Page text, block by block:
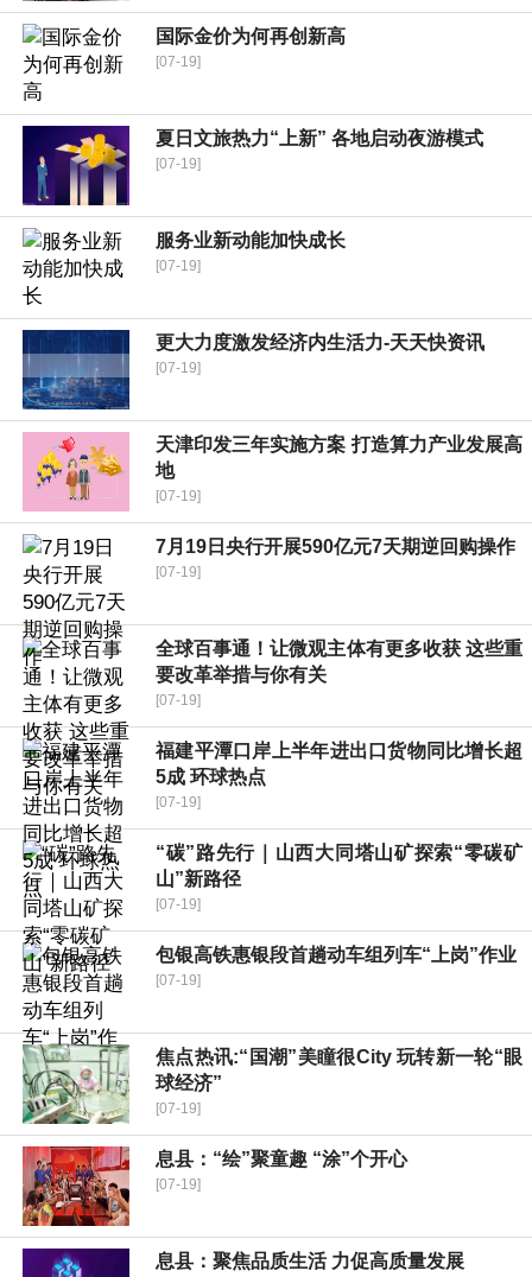
国际金价为何再创新高
[07-19]
夏日文旅热力“上新” 各地启动夜游模式
[07-19]
服务业新动能加快成长
[07-19]
更大力度激发经济内生活力-天天快资讯
[07-19]
天津印发三年实施方案 打造算力产业发展高
地
[07-19]
7月19日央行开展590亿元7天期逆回购操作
[07-19]
全球百事通！让微观主体有更多收获 这些重
要改革举措与你有关
[07-19]
福建平潭口岸上半年进出口货物同比增长超
5成 环球热点
[07-19]
“碳”路先行｜山西大同塔山矿探索“零碳矿
山”新路径
[07-19]
包银高铁惠银段首趟动车组列车“上岗”作业
[07-19]
焦点热讯:“国潮”美瞳很City 玩转新一轮“眼
球经济”
[07-19]
​息县：“绘”聚童趣 “涂”个开心
[07-19]
​息县：聚焦品质生活 力促高质量发展